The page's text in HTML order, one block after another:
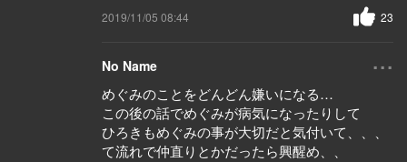
2019/11/05 08:44 23
No Name ...
めぐみのことをどんどん嫌いになる…
この後の話でめぐみが病気になったりして
ひろきもめぐみの事が大切だと気付いて、、、
て流れで仲直りとかだったら興醒め、、